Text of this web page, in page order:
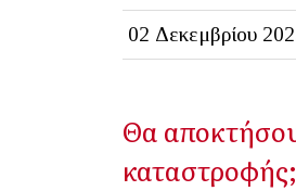
02 Δεκεμβρίου
Θα
καταστροφής;